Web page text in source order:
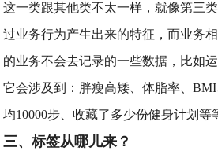
这一类跟其他类不太一样，就像第三
过业务行为产生出来的特征，而业务
的业务不会去记录的一些数据，比如
它会涉及到：胖瘦高矮、体脂率、
均10000步、收藏了多少份健身计划等
三、标签从哪儿来？